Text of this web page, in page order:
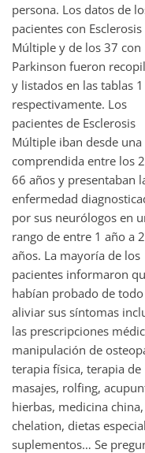
persona. Los datos de
pacientes con Esclerosis
Múltiple y de los 37 con
Parkinson fueron
y listados en las tablas
respectivamente. Los
pacientes de Esclerosis
Múltiple iban desde una
comprendida entre los
66 años y presentaban
enfermedad
por sus neurólogos en
rango de entre 1 año a
años. La mayoría de los
pacientes informaron
habían probado de
aliviar sus síntomas
las prescripciones
manipulación de
terapia física, terapia de
masajes, rolfing,
hierbas, medicina china,
chelation, dietas
suplementos… Se